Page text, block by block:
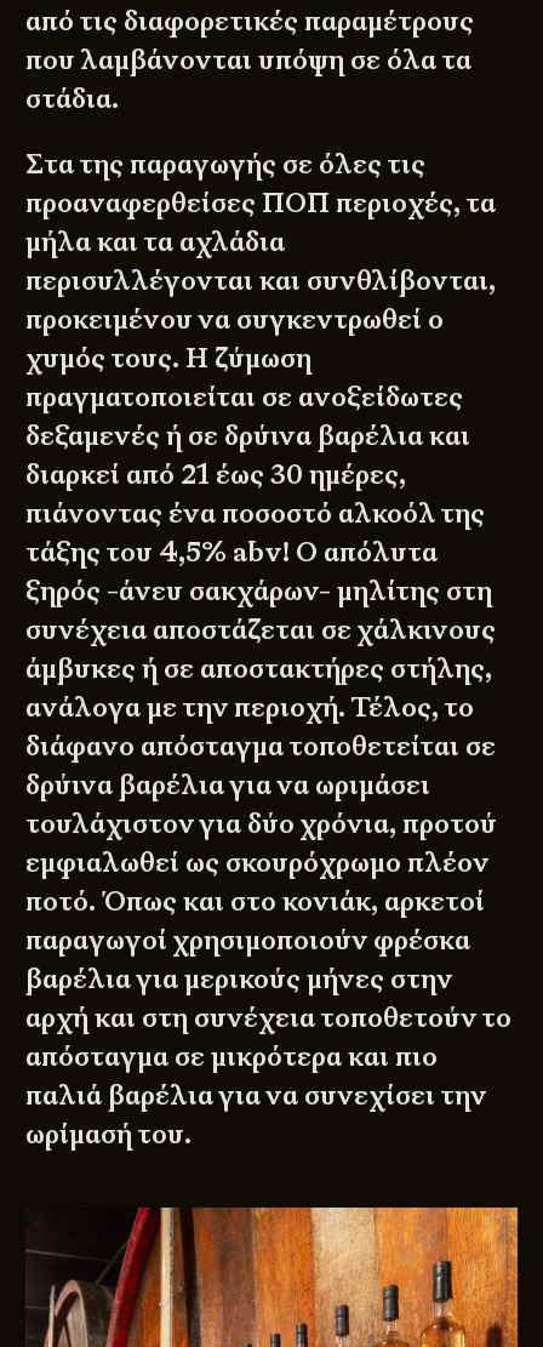
από τις διαφορετικές παραμέτρους
που λαμβάνονται υπόψη σε όλα τα
στάδια.
Στα της παραγωγής σε όλες τις
προαναφερθείσες ΠΟΠ περιοχές, τα
μήλα και τα αχλάδια
περισυλλέγονται και συνθλίβονται,
προκειμένου να συγκεντρωθεί ο
χυμός τους. Η ζύμωση
πραγματοποιείται σε ανοξείδωτες
δεξαμενές ή σε δρύινα βαρέλια και
διαρκεί από 21 έως 30 ημέρες,
πιάνοντας ένα ποσοστό αλκοόλ της
τάξης του 4,5% abv! Ο απόλυτα
ξηρός -άνευ σακχάρων- μηλίτης στη
συνέχεια αποστάζεται σε χάλκινους
άμβυκες ή σε αποστακτήρες στήλης,
ανάλογα με την περιοχή. Τέλος, το
διάφανο απόσταγμα τοποθετείται σε
δρύινα βαρέλια για να ωριμάσει
τουλάχιστον για δύο χρόνια, προτού
εμφιαλωθεί ως σκουρόχρωμο πλέον
ποτό. Όπως και στο κονιάκ, αρκετοί
παραγωγοί χρησιμοποιούν φρέσκα
βαρέλια για μερικούς μήνες στην
αρχή και στη συνέχεια τοποθετούν το
απόσταγμα σε μικρότερα και πιο
παλιά βαρέλια για να συνεχίσει την
ωρίμασή του.